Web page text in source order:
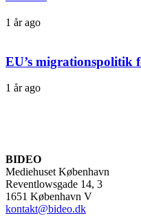
1 år ago
EU’s migrationspolitik
1 år ago
BIDEO
Mediehuset København
Reventlowsgade 14, 3
1651 København V
kontakt@bideo.dk